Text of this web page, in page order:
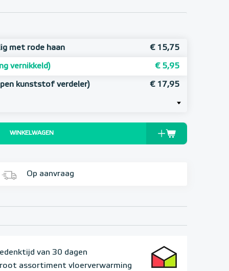
met rode haan € 15,75
vernikkeld) € 5,95
kunststof verdeler) € 17,95
WINKELWAGEN
Op aanvraag
van 30 dagen
assortiment vloerverwarming